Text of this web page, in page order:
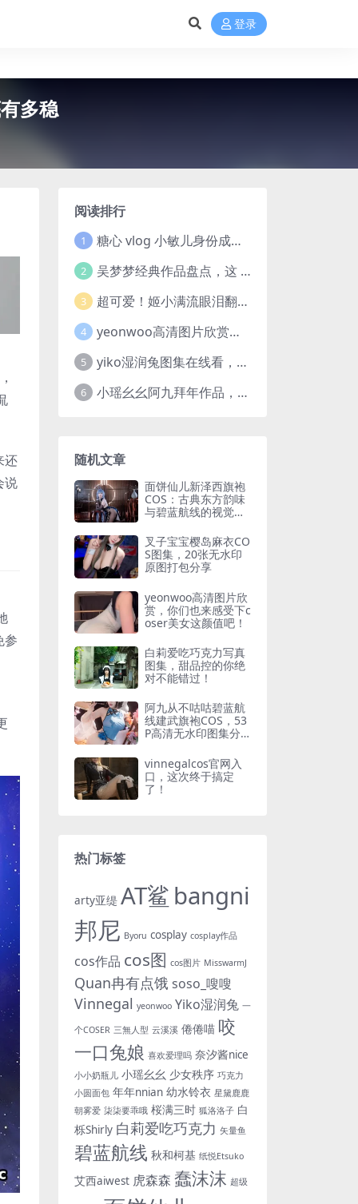
登录
多稳
还
说
参
阅读排行
1 糖心 vlog 小敏儿身份成焦点，芋圆呀呀与御梦子谁更胜一筹
2 吴梦梦经典作品盘点，这 10 部剧和电影值得一看
3 超可爱！姬小满流眼泪翻白眼流口水的表情包欣赏
4 yeonwoo高清图片欣赏，你们也来感受下coser美女这颜值吧！
5 yiko湿润兔图集在线看，高清图片大全每一张都吸睛
6 小瑶幺幺阿九拜年作品，最爱的cos图集推荐
随机文章
面饼仙儿新泽西旗袍
COS：古典东方韵味
与碧蓝航线的视觉碰
叉子宝宝樱岛麻衣CO
S图集，20张无水印
原图打包分享
yeonwoo高清图片欣
赏，你们也来感受下c
oser美女这颜值吧！
白莉爱吃巧克力写真
图集，甜品控的你绝
对不能错过！
阿九从不咕咕碧蓝航
线建武旗袍COS，53
P高清无水印图集分
vinnegalcos官网入
口，这次终于搞定
了！
热门标签
arty亚缇 AT鲨 bangni
邦尼 Byoru cosplay cosplay作品
cos作品 cos图 cos图片 MisswarmJ
Quan冉有点饿 soso_嗖嗖
Vinnegal yeonwoo Yiko湿润兔 一
个COSER 三無人型 云溪溪 倦倦喵 咬
一口兔娘 喜欢爱理吗 奈汐酱nice
小小奶瓶儿 小瑶幺幺 少女秩序 巧克力
小圆面包 年年nnian 幼水铃衣 星黛鹿鹿
朝雾爱 柒柒要乖哦 桜满三时 狐洛洛子 白
栎Shirly 白莉爱吃巧克力 矢量鱼
碧蓝航线 秋和柯基 纸悦Etsuko
艾西aiwest 虎森森 蠢沫沫 超级